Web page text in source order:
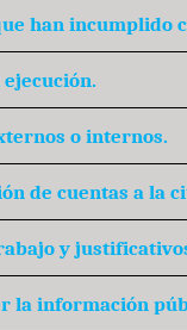
han incumplido
o internos.
de cuentas a la
y
la información